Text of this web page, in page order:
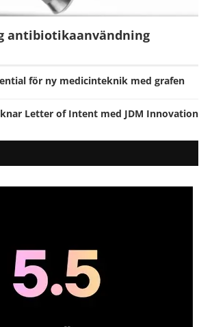
antibiotikaanvändning
för ny medicinteknik med grafen
Letter of Intent med JDM Innovation